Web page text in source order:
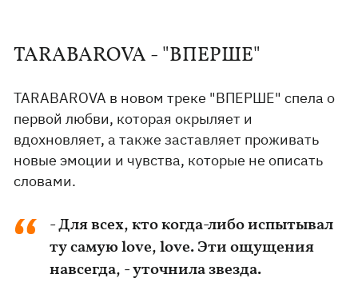
TARABAROVA - "ВПЕРШЕ"
TARABAROVA в новом треке "ВПЕРШЕ" спела о
первой любви, которая окрыляет и
вдохновляет, а также заставляет проживать
новые эмоции и чувства, которые не описать
словами.
- Для всех, кто когда-либо испытывал
ту самую love, love. Эти ощущения
навсегда, - уточнила звезда.